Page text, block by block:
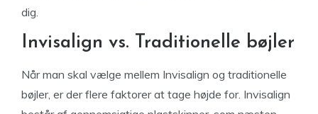
dig.
Invisalign vs. Traditionelle bøjler
Når man skal vælge mellem Invisalign og traditionelle
bøjler, er der flere faktorer at tage højde for. Invisalign